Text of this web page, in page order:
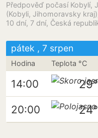
Předpověď počasí Kobylí,
(Kobyli, Jihomoravsky
10 dní, 7 dní, Česká
pátek , 7 srpen
Hodina Teplota °C
14:00 29°
20:00 24°